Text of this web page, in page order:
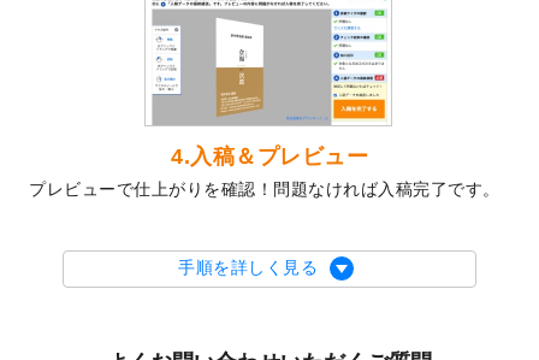
2024年辰年の年賀ポスターデザインテンプ
レート
を公開いたしました。
箔押し年賀状のデザインテンプレート
開いたしました。
クリアファイル、封筒、うちわにてオリジ
ナルデザインで作成できるようになりまし
た！
を公開いたしました。
2023/9/1
2024年版1月始まりのカレンダーデザイン
オリジナルサイズ、変型サイズで作成でき
4.入稿＆プレビュー
プレビューで仕上がりを確認！問題なければ入稿完了です。
手順を詳しく見る